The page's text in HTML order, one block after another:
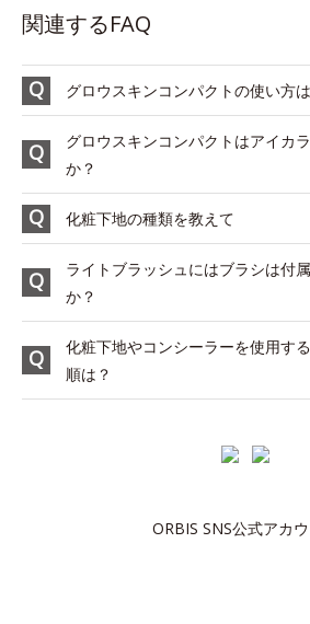
関連するFAQ
グロウスキンコンパクトの使い方
グロウスキンコンパクトはアイカ
か？
化粧下地の種類を教えて
ライトブラッシュにはブラシは付
か？
化粧下地やコンシーラーを使用す
順は？
ORBIS SNS公式アカ